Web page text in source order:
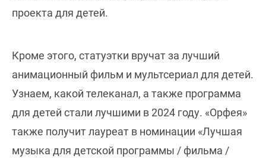
проекта для детей.
Кроме этого, статуэтки вручат за лучший
анимационный фильм и мультсериал для детей.
Узнаем, какой телеканал, а также программа
для детей стали лучшими в 2024 году. «Орфея»
также получит лауреат в номинации «Лучшая
музыка для детской программы / фильма /